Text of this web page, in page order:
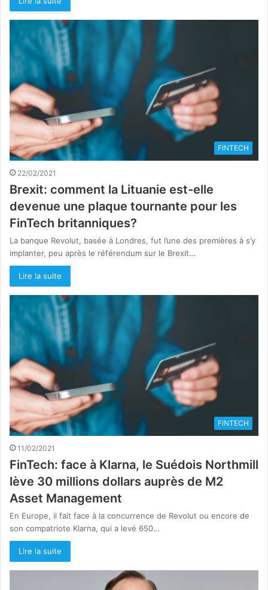
FINTECH
22/02/2021
Brexit: comment la Lituanie est-elle
devenue une plaque tournante pour les
FinTech britanniques?
La banque Revolut, basée à Londres, fut l’une des premières à s’y
implanter, peu après le référendum sur le Brexit…
Lire la suite
FINTECH
11/02/2021
FinTech: face à Klarna, le Suédois Northmill
lève 30 millions dollars auprès de M2
Asset Management
En Europe, il fait face à la concurrence de Revolut ou encore de
son compatriote Klarna, qui a levé 650…
Lire la suite